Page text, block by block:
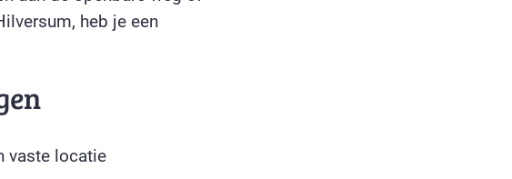
heb je een
vaste locatie